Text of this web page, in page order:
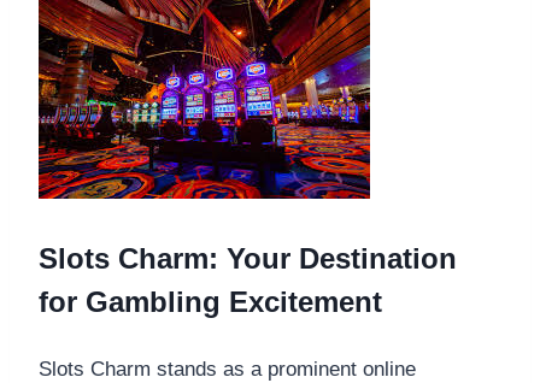
Slots Charm: Your Destination
for Gambling Excitement
Slots Charm stands as a prominent online